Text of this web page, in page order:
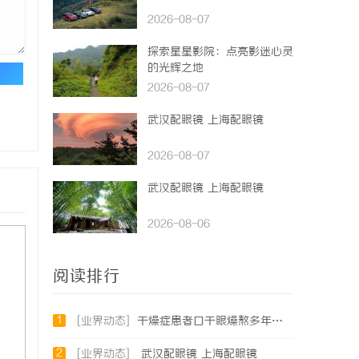
2026-08-07
探索星星影院：点亮影迷心灵
的光辉之地
2026-08-07
武汉配眼镜 上海配眼镜
2026-08-07
武汉配眼镜 上海配眼镜
2026-08-06
阅读排行
1 [业界动态] 干燥症患者口干眼燥熬多年，一个周期缓过来？老中医：一张辨证方对症，身体找回津液
2 [业界动态] 武汉配眼镜 上海配眼镜